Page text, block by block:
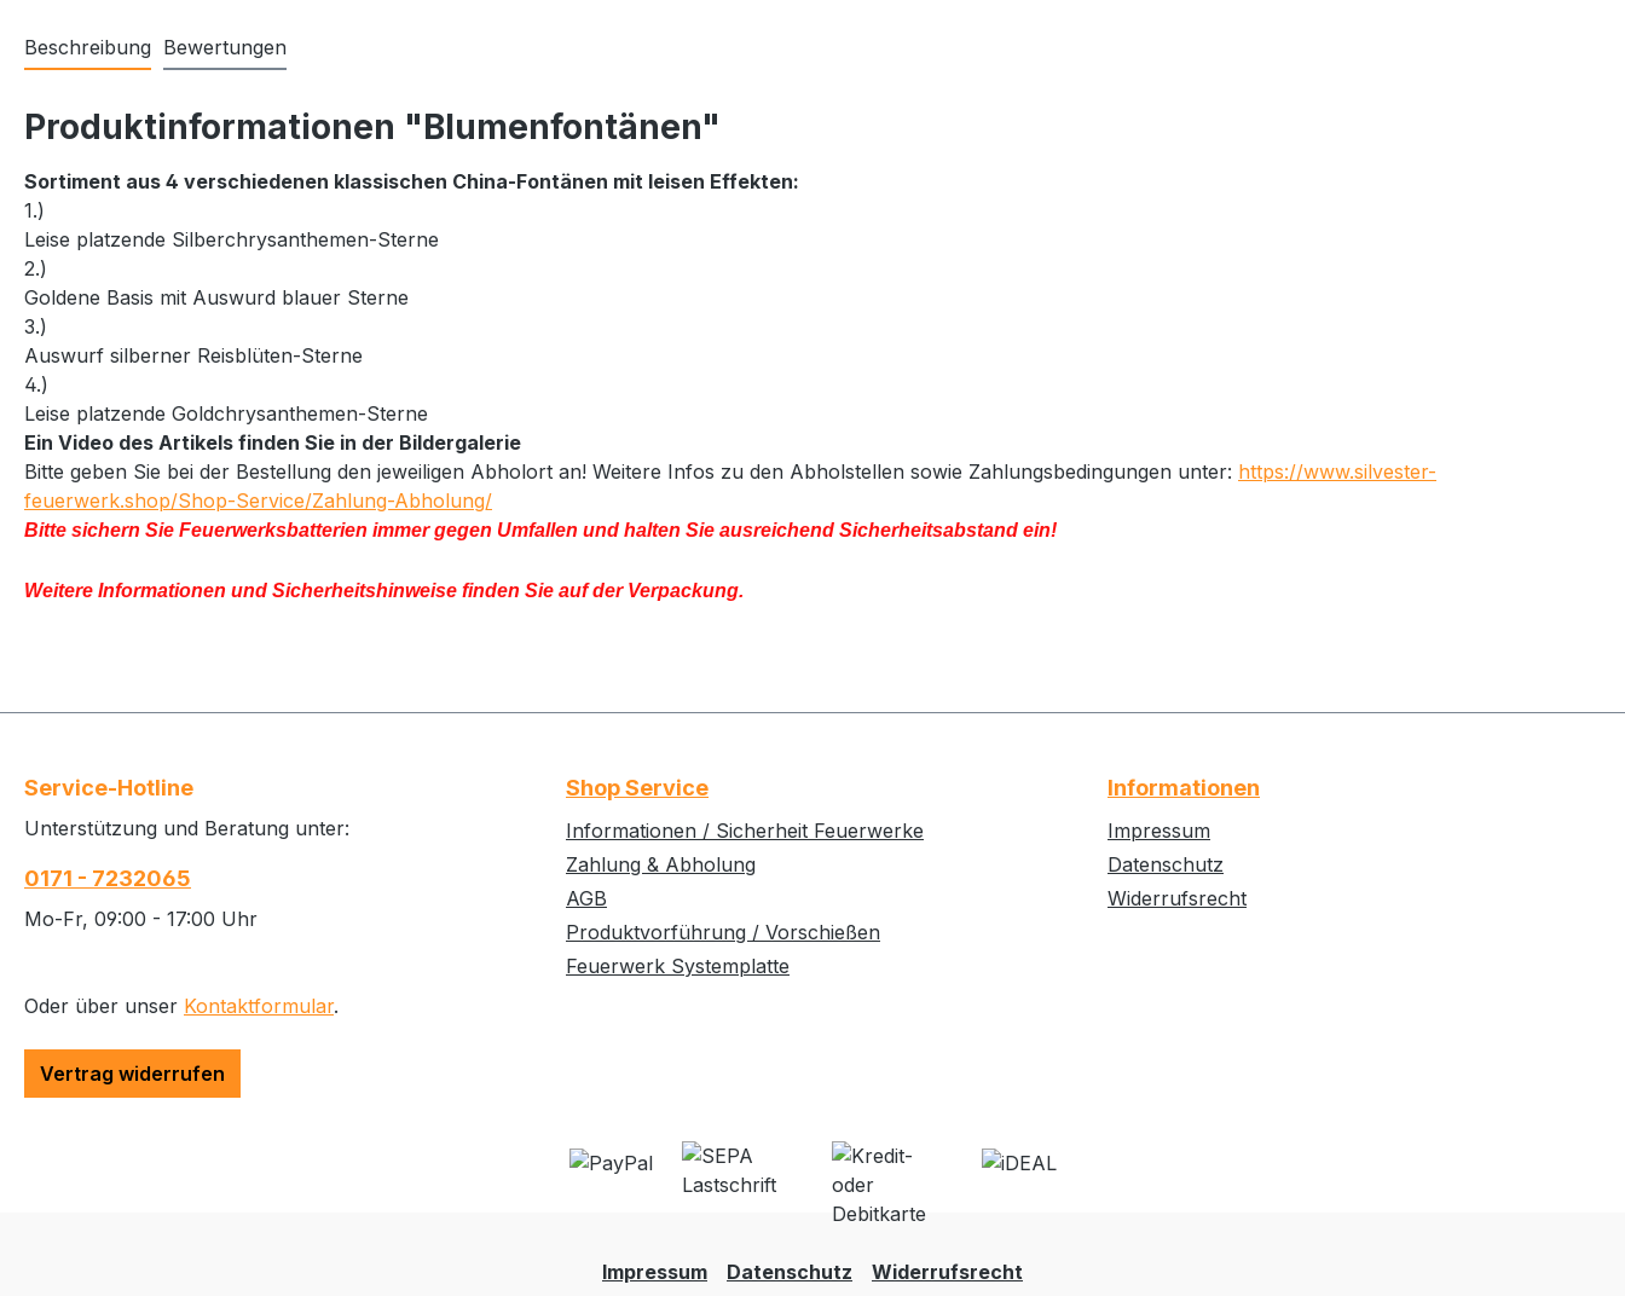
Beschreibung Bewertungen
Produktinformationen "Blumenfontänen"
Sortiment aus 4 verschiedenen klassischen China-Fontänen mit leisen Effekten:
1.)
Leise platzende Silberchrysanthemen-Sterne
2.)
Goldene Basis mit Auswurd blauer Sterne
3.)
Auswurf silberner Reisblüten-Sterne
4.)
Leise platzende Goldchrysanthemen-Sterne
Ein Video des Artikels finden Sie in der Bildergalerie
Bitte geben Sie bei der Bestellung den jeweiligen Abholort an! Weitere Infos zu den Abholstellen sowie Zahlungsbedingungen unter: https://www.silvester-
feuerwerk.shop/Shop-Service/Zahlung-Abholung/
Bitte sichern Sie Feuerwerksbatterien immer gegen Umfallen und halten Sie ausreichend Sicherheitsabstand ein!
Weitere Informationen und Sicherheitshinweise finden Sie auf der Verpackung.
Service-Hotline
Unterstützung und Beratung unter:
0171 - 7232065
Mo-Fr, 09:00 - 17:00 Uhr
Oder über unser Kontaktformular.
Vertrag widerrufen
Shop Service
Informationen / Sicherheit Feuerwerke
Zahlung & Abholung
AGB
Produktvorführung / Vorschießen
Feuerwerk Systemplatte
Informationen
Impressum
Datenschutz
Widerrufsrecht
Impressum Datenschutz Widerrufsrecht